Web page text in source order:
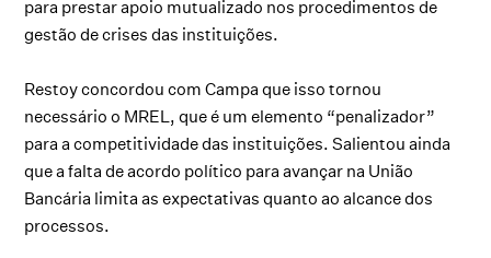
para prestar apoio mutualizado nos procedimentos de
gestão de crises das instituições.
Restoy concordou com Campa que isso tornou
necessário o MREL, que é um elemento “penalizador”
para a competitividade das instituições. Salientou ainda
que a falta de acordo político para avançar na União
Bancária limita as expectativas quanto ao alcance dos
processos.